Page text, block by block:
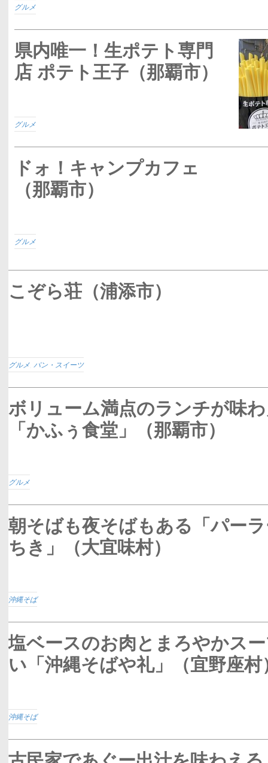
グルメ
県内唯一！生ポテト専門
店 ポテト王子（那覇市）
グルメ
ドォ！キャンプカフェ
（那覇市）
グルメ
こぞら荘（浦添市）
グルメ パン・スイーツ
ボリューム満点のランチが味
「かふぅ食堂」（那覇市）
グルメ
朝そばも夜そばもある「パー
ちき」（大宜味村）
沖縄そば
塩ベースのお肉とまろやかス
い「沖縄そばや礼」（宜野座村
沖縄そば